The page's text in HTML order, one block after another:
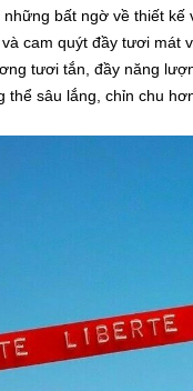
những bất ngờ về thiết
cam quýt đầy tươi mát
tươi tắn, đầy năng
thể sâu lắng, chỉn chu